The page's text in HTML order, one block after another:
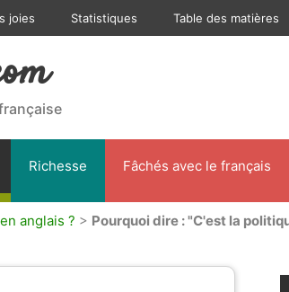
joies Statistiques Table des matières
Richesse Fâchés avec le français
anglais ? > Pourquoi dire : "C'est la